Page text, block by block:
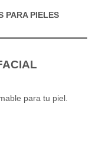
PARA PIELES
para tu piel.